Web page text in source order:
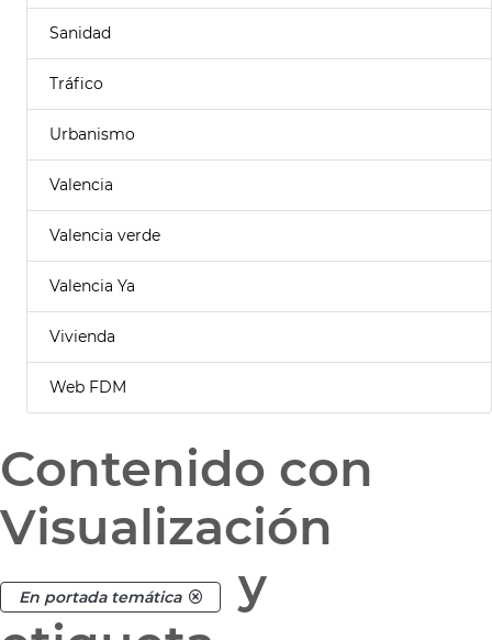
Sanidad
Tráfico
Urbanismo
Valencia
Valencia verde
Valencia Ya
Vivienda
Web FDM
Contenido con
Visualización
En portada temática
y